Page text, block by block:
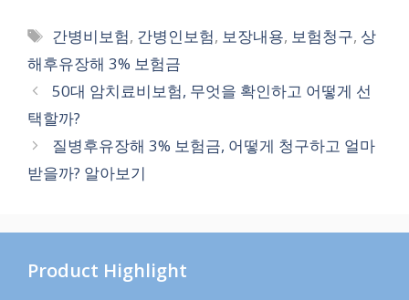
태
그
간병비보험, 간병인보험, 보장내용, 보험청구, 상
해후유장해 3% 보험금
50대 암치료비보험, 무엇을 확인하고 어떻게 선
택할까?
질병후유장해 3% 보험금, 어떻게 청구하고 얼마
받을까? 알아보기
Product Highlight